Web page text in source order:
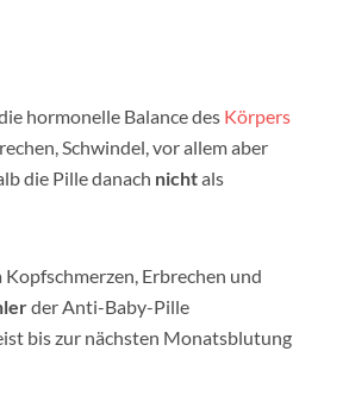
hormonelle Balance des Körpers
Schwindel, vor allem aber
die Pille danach nichtals
Erbrechen und
der Anti-Baby-Pille
bis zur nächsten Monatsblutung